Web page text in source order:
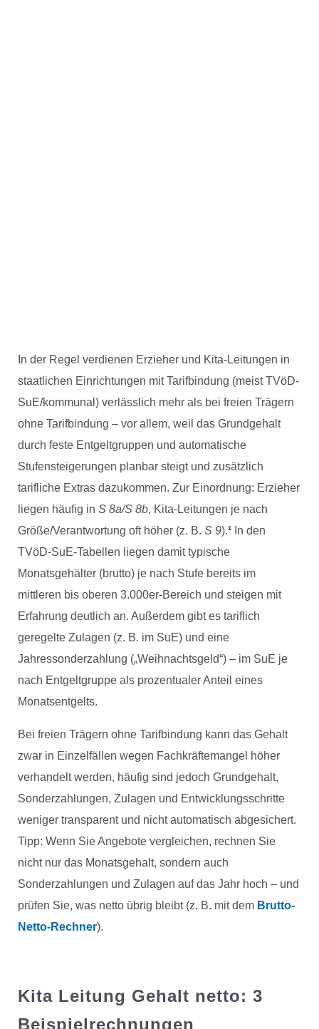
In der Regel verdienen Erzieher und Kita-Leitungen in
staatlichen Einrichtungen mit Tarifbindung (meist TVöD-
SuE/kommunal) verlässlich mehr als bei freien Trägern
ohne Tarifbindung – vor allem, weil das Grundgehalt
durch feste Entgeltgruppen und automatische
Stufensteigerungen planbar steigt und zusätzlich
tarifliche Extras dazukommen. Zur Einordnung: Erzieher
liegen häufig in S 8a/S 8b, Kita-Leitungen je nach
Größe/Verantwortung oft höher (z. B. S 9).¹In den
TVöD-SuE-Tabellen liegen damit typische
Monatsgehälter (brutto) je nach Stufe bereits im
mittleren bis oberen 3.000er-Bereich und steigen mit
Erfahrung deutlich an. Außerdem gibt es tariflich
geregelte Zulagen (z. B. im SuE) und eine
Jahressonderzahlung („Weihnachtsgeld“) – im SuE je
nach Entgeltgruppe als prozentualer Anteil eines
Monatsentgelts.
Bei freien Trägern ohne Tarifbindung kann das Gehalt
zwar in Einzelfällen wegen Fachkräftemangel höher
verhandelt werden, häufig sind jedoch Grundgehalt,
Sonderzahlungen, Zulagen und Entwicklungsschritte
weniger transparent und nicht automatisch abgesichert.
Tipp: Wenn Sie Angebote vergleichen, rechnen Sie
nicht nur das Monatsgehalt, sondern auch
Sonderzahlungen und Zulagen auf das Jahr hoch – und
prüfen Sie, was netto übrig bleibt (z. B. mit dem Brutto-
Netto-Rechner).
Kita Leitung Gehalt netto: 3
Beispielrechnungen